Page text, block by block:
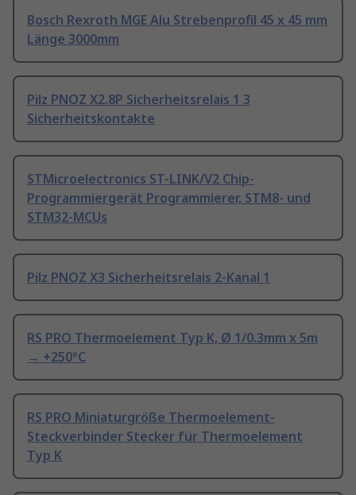
Bosch Rexroth MGE Alu Strebenprofil 45 x 45 mm
Länge 3000mm
Pilz PNOZ X2.8P Sicherheitsrelais 1 3
Sicherheitskontakte
STMicroelectronics ST-LINK/V2 Chip-
Programmiergerät Programmierer, STM8- und
STM32-MCUs
Pilz PNOZ X3 Sicherheitsrelais 2-Kanal 1
RS PRO Thermoelement Typ K, Ø 1/0.3mm x 5m
→ +250°C
RS PRO Miniaturgröße Thermoelement-
Steckverbinder Stecker für Thermoelement
Typ K